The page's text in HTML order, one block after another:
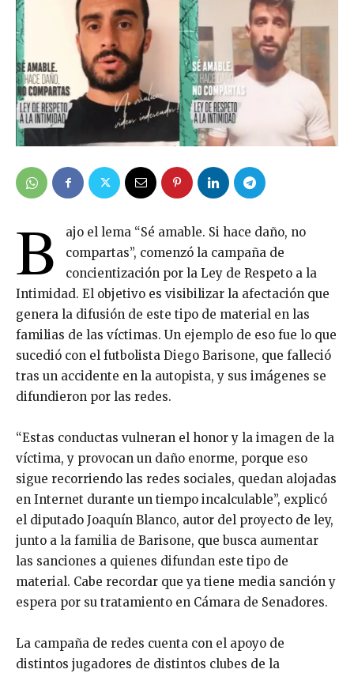
B
ajo el lema “Sé amable. Si hace daño, no
compartas”, comenzó la campaña de
concientización por la Ley de Respeto a la
Intimidad. El objetivo es visibilizar la afectación que
genera la difusión de este tipo de material en las
familias de las víctimas. Un ejemplo de eso fue lo que
sucedió con el futbolista Diego Barisone, que falleció
tras un accidente en la autopista, y sus imágenes se
difundieron por las redes.
“Estas conductas vulneran el honor y la imagen de la
víctima, y provocan un daño enorme, porque eso
sigue recorriendo las redes sociales, quedan alojadas
en Internet durante un tiempo incalculable”, explicó
el diputado Joaquín Blanco, autor del proyecto de ley,
junto a la familia de Barisone, que busca aumentar
las sanciones a quienes difundan este tipo de
material. Cabe recordar que ya tiene media sanción y
espera por su tratamiento en Cámara de Senadores.
La campaña de redes cuenta con el apoyo de
distintos jugadores de distintos clubes de la